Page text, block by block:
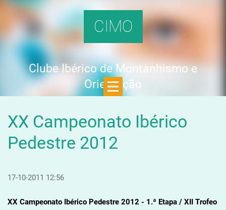
CIMO
Clube Ibérico de Montanhismo e
Orientação
XX Campeonato Ibérico
Pedestre 2012
17-10-2011 12:56
XX Campeonato Ibérico Pedestre 2012 - 1.ª Etapa / XII Trofeo